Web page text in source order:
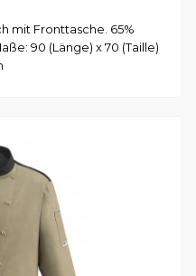
mit Fronttasche. 65%
90 (Länge) x 70 (Taille)